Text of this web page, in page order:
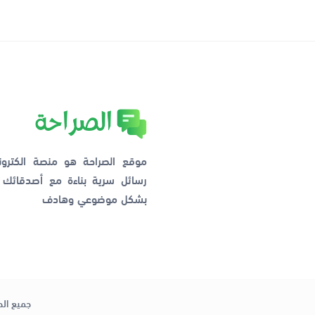
موقع الصراحة هو منصة
رسائل سرية بناءة مع
بشكل موضوعي وهادف
جميع